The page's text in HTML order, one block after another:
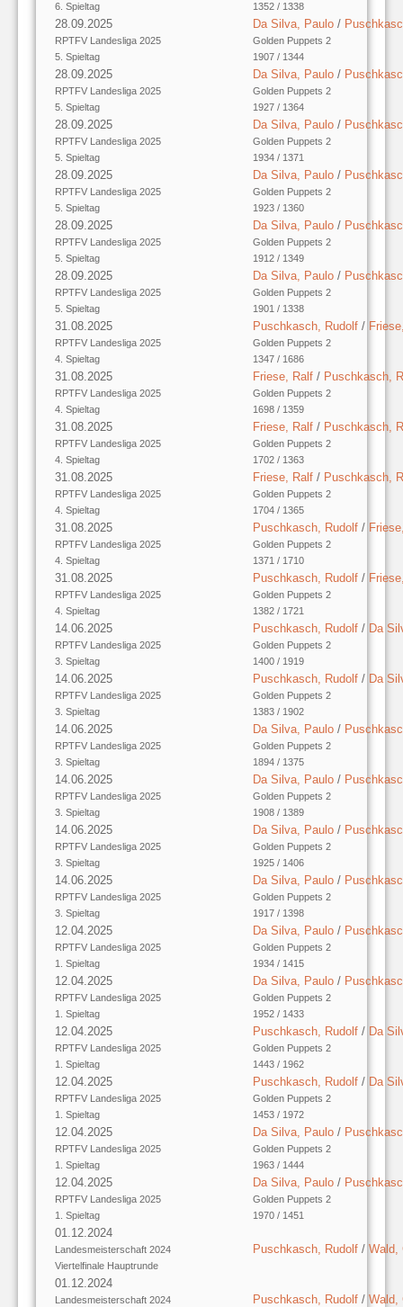
6. Spieltag
1352 / 1338
28.09.2025
RPTFV Landesliga 2025
5. Spieltag
Da Silva, Paulo /
Golden Puppets 2
1907 / 1344
28.09.2025
RPTFV Landesliga 2025
5. Spieltag
Da Silva, Paulo /
Golden Puppets 2
1927 / 1364
28.09.2025
RPTFV Landesliga 2025
5. Spieltag
Da Silva, Paulo /
Golden Puppets 2
1934 / 1371
28.09.2025
RPTFV Landesliga 2025
5. Spieltag
Da Silva, Paulo /
Golden Puppets 2
1923 / 1360
28.09.2025
RPTFV Landesliga 2025
5. Spieltag
Da Silva, Paulo /
Golden Puppets 2
1912 / 1349
28.09.2025
RPTFV Landesliga 2025
5. Spieltag
Da Silva, Paulo /
Golden Puppets 2
1901 / 1338
31.08.2025
RPTFV Landesliga 2025
4. Spieltag
Puschkasch, Rudolf /
Golden Puppets 2
1347 / 1686
31.08.2025
RPTFV Landesliga 2025
4. Spieltag
Friese, Ralf / Puschkasch,
Golden Puppets 2
1698 / 1359
31.08.2025
RPTFV Landesliga 2025
4. Spieltag
Friese, Ralf / Puschkasch,
Golden Puppets 2
1702 / 1363
31.08.2025
RPTFV Landesliga 2025
4. Spieltag
Friese, Ralf / Puschkasch,
Golden Puppets 2
1704 / 1365
31.08.2025
RPTFV Landesliga 2025
4. Spieltag
Puschkasch, Rudolf /
Golden Puppets 2
1371 / 1710
31.08.2025
RPTFV Landesliga 2025
4. Spieltag
Puschkasch, Rudolf /
Golden Puppets 2
1382 / 1721
14.06.2025
RPTFV Landesliga 2025
3. Spieltag
Puschkasch, Rudolf / Da
Golden Puppets 2
1400 / 1919
14.06.2025
RPTFV Landesliga 2025
3. Spieltag
Puschkasch, Rudolf / Da
Golden Puppets 2
1383 / 1902
14.06.2025
RPTFV Landesliga 2025
3. Spieltag
Da Silva, Paulo /
Golden Puppets 2
1894 / 1375
14.06.2025
RPTFV Landesliga 2025
3. Spieltag
Da Silva, Paulo /
Golden Puppets 2
1908 / 1389
14.06.2025
RPTFV Landesliga 2025
3. Spieltag
Da Silva, Paulo /
Golden Puppets 2
1925 / 1406
14.06.2025
RPTFV Landesliga 2025
3. Spieltag
Da Silva, Paulo /
Golden Puppets 2
1917 / 1398
12.04.2025
RPTFV Landesliga 2025
1. Spieltag
Da Silva, Paulo /
Golden Puppets 2
1934 / 1415
12.04.2025
RPTFV Landesliga 2025
1. Spieltag
Da Silva, Paulo /
Golden Puppets 2
1952 / 1433
12.04.2025
RPTFV Landesliga 2025
1. Spieltag
Puschkasch, Rudolf / Da
Golden Puppets 2
1443 / 1962
12.04.2025
RPTFV Landesliga 2025
1. Spieltag
Puschkasch, Rudolf / Da
Golden Puppets 2
1453 / 1972
12.04.2025
RPTFV Landesliga 2025
1. Spieltag
Da Silva, Paulo /
Golden Puppets 2
1963 / 1444
12.04.2025
RPTFV Landesliga 2025
1. Spieltag
Da Silva, Paulo /
Golden Puppets 2
1970 / 1451
01.12.2024
Landesmeisterschaft 2024
Viertelfinale Hauptrunde
Puschkasch, Rudolf / Wald,
01.12.2024
Landesmeisterschaft 2024
Puschkasch, Rudolf / Wald,